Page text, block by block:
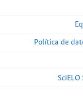
Política de